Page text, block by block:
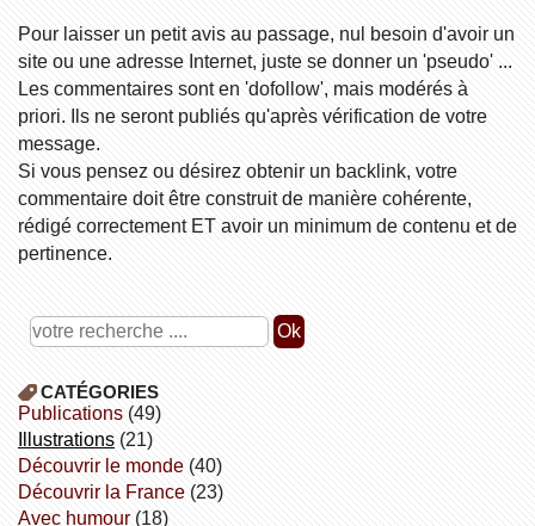
Pour laisser un petit avis au passage, nul besoin d'avoir un
site ou une adresse Internet, juste se donner un 'pseudo' ...
Les commentaires sont en 'dofollow', mais modérés à
priori. Ils ne seront publiés qu'après vérification de votre
message.
Si vous pensez ou désirez obtenir un backlink, votre
commentaire doit être construit de manière cohérente,
rédigé correctement ET avoir un minimum de contenu et de
pertinence.
CATÉGORIES
publications(49)
illustrations(21)
découvrir le monde(40)
découvrir la France(23)
avec humour(18)